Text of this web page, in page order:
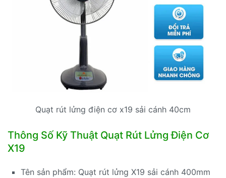
Quạt rút lửng điện cơ x19 sải cánh 40cm
Thông Số Kỹ Thuật Quạt Rút Lửng Điện Cơ
X19
Tên sản phẩm: Quạt rút lửng X19 sải cánh 400mm